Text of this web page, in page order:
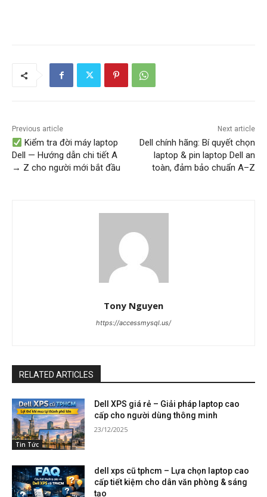
Previous article
Kiểm tra đời máy laptop
Dell — Hướng dẫn chi tiết A
→ Z cho người mới bắt đầu
Next article
Dell chính hãng: Bí quyết chọn
laptop & pin laptop Dell an
toàn, đảm bảo chuẩn A–Z
Tony Nguyen
https://accessmysql.us/
RELATED ARTICLES
Tin Tức
Dell XPS giá rẻ – Giải pháp laptop cao
cấp cho người dùng thông minh
23/12/2025
dell xps cũ tphcm – Lựa chọn laptop cao
cấp tiết kiệm cho dân văn phòng & sáng
tạo